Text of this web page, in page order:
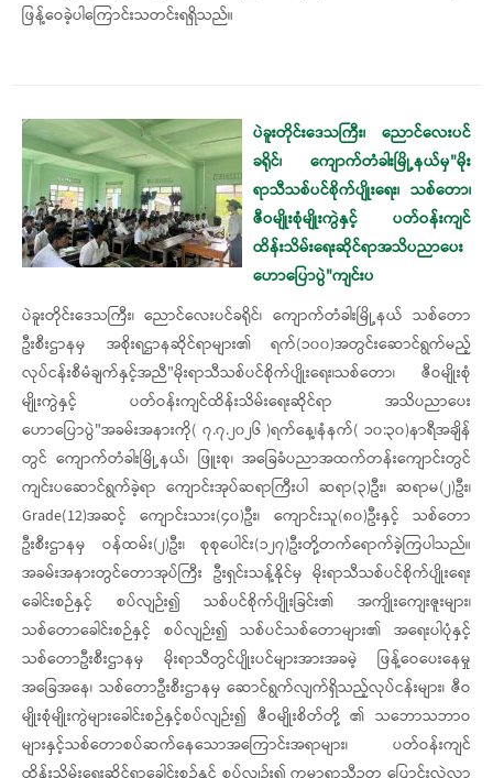
ဖြန့်‌ဝေခဲ့ပါကြောင်းသတင်းရရှိသည်။
ပဲခူးတိုင်းဒေသကြီး၊ ညောင်လေးပင်
ခရိုင်၊ ကျောက်တံခါးမြို့နယ်မှ"မိုး
ရာသီသစ်ပင်စိုက်ပျိုးရေး၊ သစ်တော၊
ဇီဝမျိုးစုံမျိုးကွဲနှင့် ပတ်ဝန်းကျင်
ထိန်းသိမ်းရေးဆိုင်ရာအသိပညာပေး
ဟောပြောပွဲ"ကျင်းပ
ပဲခူးတိုင်းဒေသကြီး၊ ညောင်လေးပင်ခရိုင်၊ ကျောက်တံခါးမြို့နယ် သစ်တော
ဦးစီးဌာနမှ အစိုးရဌာနဆိုင်ရာများ၏ ရက်(၁၀၀)အတွင်းဆောင်ရွက်မည့်
လုပ်ငန်းစီမံချက်နှင့်အညီ"မိုးရာသီသစ်ပင်စိုက်ပျိုးရေး၊သစ်တော၊ ဇီဝမျိုးစုံ
မျိုးကွဲနှင့် ပတ်ဝန်းကျင်ထိန်းသိမ်းရေးဆိုင်ရာ အသိပညာပေး
ဟောပြောပွဲ"အခမ်းအနားကို( ၇.၇.၂၀၂၆ )ရက်နေ့၊နံနက်( ၁၀:၃၀)နာရီအချိန်
တွင် ကျောက်တံခါးမြို့နယ်၊ ဖြူးစု၊ အခြေခံပညာအထက်တန်းကျောင်းတွင်
ကျင်းပဆောင်ရွက်ခဲ့ရာ ကျောင်းအုပ်ဆရာကြီးပါ ဆရာ(၃)ဦး၊ ဆရာမ(၂)ဦး၊
Grade(12)အဆင့် ကျောင်းသား(၄၀)ဦး၊ ကျောင်းသူ(၈၀)ဦးနှင့် သစ်တော
ဦးစီးဌာနမှ ဝန်ထမ်း(၂)ဦး၊ စုစုပေါင်း(၁၂၇)ဦးတို့တက်ရောက်ခဲ့ကြပါသည်။
အခမ်းအနားတွင်တောအုပ်ကြီး ဦးရှင်းသန့်နိုင်မှ မိုးရာသီသစ်ပင်စိုက်ပျိုးရေး
ခေါင်းစဉ်နှင့် စပ်လျဉ်း၍ သစ်ပင်စိုက်ပျိုးခြင်း၏ အကျိုးကျေးဇူးများ၊
သစ်တောခေါင်းစဉ်နှင့် စပ်လျဉ်း၍ သစ်ပင်သစ်တောများ၏ အရေးပါပုံနှင့်
သစ်တောဦးစီးဌာနမှ မိုးရာသီတွင်ပျိုးပင်များအားအခမဲ့ ဖြန့်ဝေပေးနေမှု
အခြေအနေ၊ သစ်တောဦးစီးဌာနမှ ဆောင်ရွက်လျက်ရှိသည့်လုပ်ငန်းများ၊ ဇီဝ
မျိုးစုံမျိုးကွဲများခေါင်းစဉ်နှင့်စပ်လျဉ်း၍ ဇီဝမျိုးစိတ်တို့ ၏ သဘောသဘာဝ
များနှင့်သစ်တောစပ်ဆက်နေသောအကြောင်းအရာများ၊ ပတ်ဝန်းကျင်
ထိန်းသိမ်းရေးဆိုင်ရာခေါင်းစဉ်နှင့် စပ်လျဉ်း၍ ကမ္ဘာရာသီဥတု ပြောင်းလဲလာ